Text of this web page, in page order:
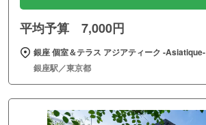
平均予算 7,000円
銀座 個室＆テラス アジアティーク ‐Asiatique‐
銀座駅／東京都